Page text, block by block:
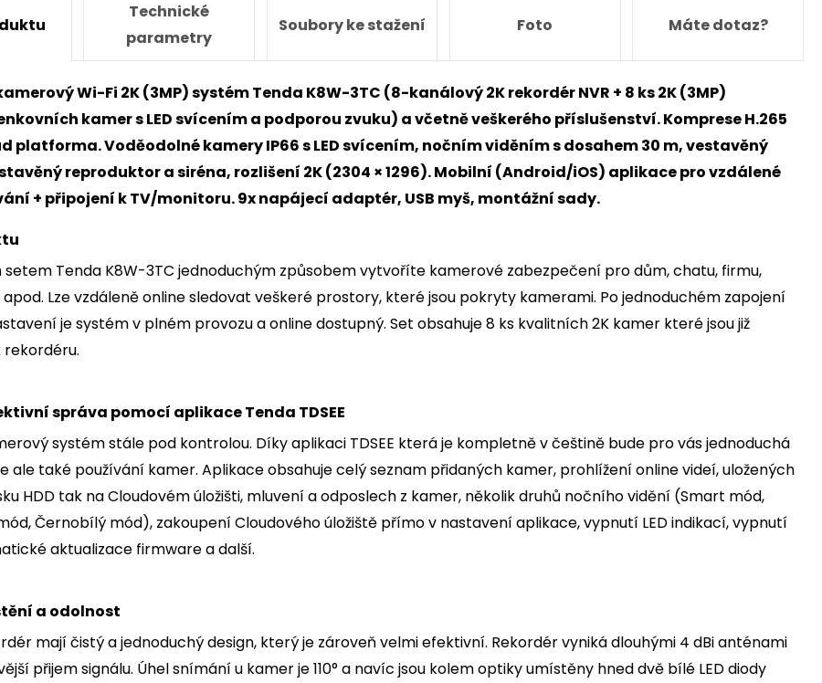
Technické
parametry
Soubory ke stažení Foto Máte dotaz?
Wi-Fi 2K (3MP) systém Tenda K8W-3TC (8-kanálový 2K rekordér NVR + 8 ks 2K (3MP)
kamer s LED svícením a podporou zvuku) a včetně veškerého příslušenství. Komprese H.265
platforma. Voděodolné kamery IP66 s LED svícením, nočním viděním s dosahem 30 m, vestavěný
reproduktor a siréna, rozlišení 2K (2304 × 1296). Mobilní (Android/iOS) aplikace pro vzdálené
+ připojení k TV/monitoru. 9x napájecí adaptér, USB myš, montážní sady.
Tenda K8W-3TC jednoduchým způsobem vytvoříte kamerové zabezpečení pro dům, chatu, firmu,
Lze vzdáleně online sledovat veškeré prostory, které jsou pokryty kamerami. Po jednoduchém zapojení
je systém v plném provozu a online dostupný. Set obsahuje 8 ks kvalitních 2K kamer které jsou již
správa pomocí aplikace Tenda TDSEE
systém stále pod kontrolou. Díky aplikaci TDSEE která je kompletně v češtině bude pro vás jednoduchá
ale také používání kamer. Aplikace obsahuje celý seznam přidaných kamer, prohlížení online videí, uložených
HDD tak na Cloudovém úložišti, mluvení a odposlech z kamer, několik druhů nočního vidění (Smart mód,
Černobílý mód), zakoupení Cloudového úložiště přímo v nastavení aplikace, vypnutí LED indikací, vypnutí
aktualizace firmware a další.
a odolnost
mají čistý a jednoduchý design, který je zároveň velmi efektivní. Rekordér vyniká dlouhými 4 dBi anténami
přijem signálu. Úhel snímání u kamer je 110° a navíc jsou kolem optiky umístěny hned dvě bílé LED diody